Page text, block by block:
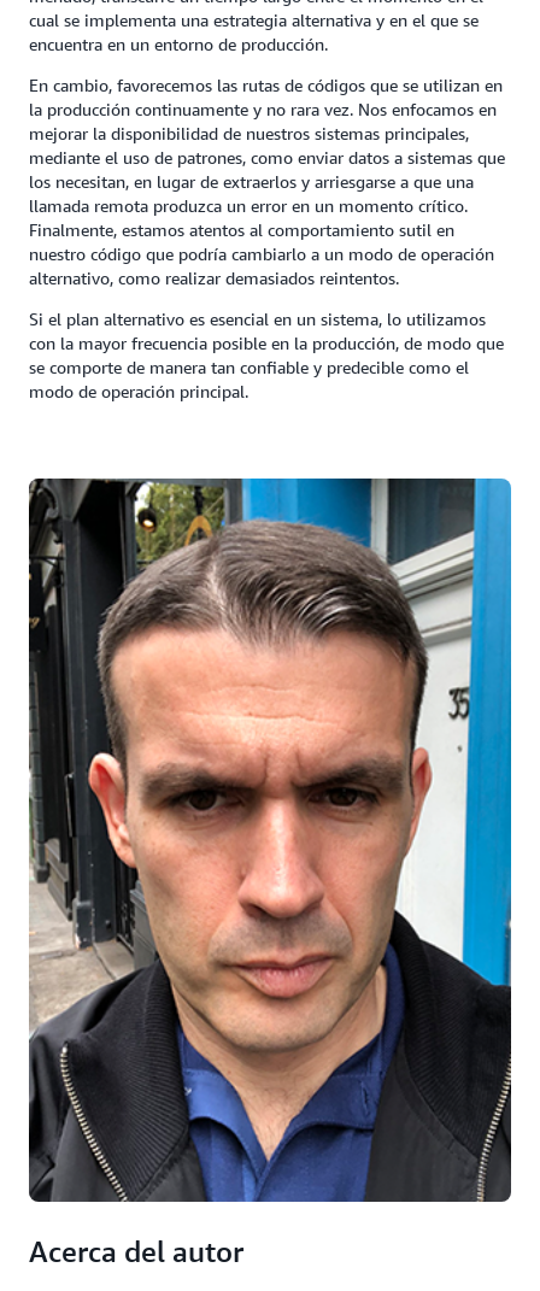
cual se implementa una estrategia alternativa y en el que se
encuentra en un entorno de producción.
En cambio, favorecemos las rutas de códigos que se utilizan en
la producción continuamente y no rara vez. Nos enfocamos en
mejorar la disponibilidad de nuestros sistemas principales,
mediante el uso de patrones, como enviar datos a sistemas que
los necesitan, en lugar de extraerlos y arriesgarse a que una
llamada remota produzca un error en un momento crítico.
Finalmente, estamos atentos al comportamiento sutil en
nuestro código que podría cambiarlo a un modo de operación
alternativo, como realizar demasiados reintentos.
Si el plan alternativo es esencial en un sistema, lo utilizamos
con la mayor frecuencia posible en la producción, de modo que
se comporte de manera tan confiable y predecible como el
modo de operación principal.
Acerca del autor